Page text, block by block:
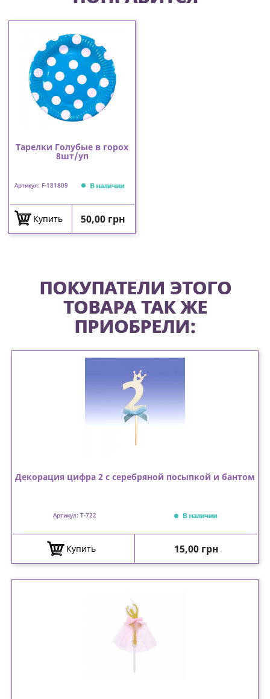
Тарелки Голубые в горох
8шт/уп
Артикул: F-181809 В наличии
Купить Цена
50,00 грн
ПОКУПАТЕЛИ ЭТОГО
ТОВАРА ТАК ЖЕ
ПРИОБРЕЛИ:
Декорация цифра 2 с серебряной посыпкой и бантом
Артикул: T-722 В наличии
Купить Цена
15,00 грн